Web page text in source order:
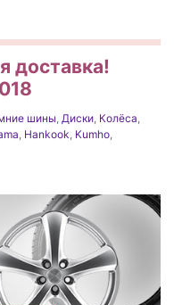
доставка!
шины, Диски, Колёса,
, Hankook, Kumho,